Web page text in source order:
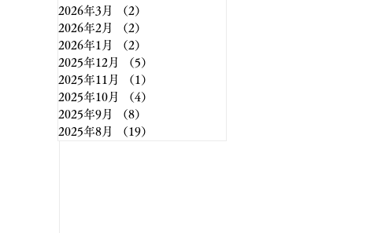
2026年3月
（2）
2026年2月
（2）
2026年1月
（2）
2025年12月
（5）
2025年11月
（1）
2025年10月
（4）
2025年9月
（8）
2025年8月
（19）